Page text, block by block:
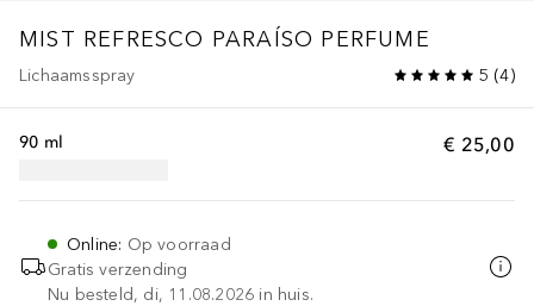
MIST REFRESCO PARAÍSO PERFUME
Lichaamsspray 5 (4)
€ 25,00
90 ml
Online: Op voorraad
Gratis verzending
Nu besteld, di, 11.08.2026 in huis.